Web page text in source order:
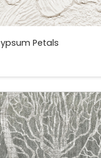
Petals